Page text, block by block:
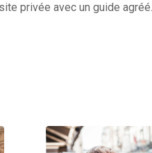
privée avec un guide agréé.